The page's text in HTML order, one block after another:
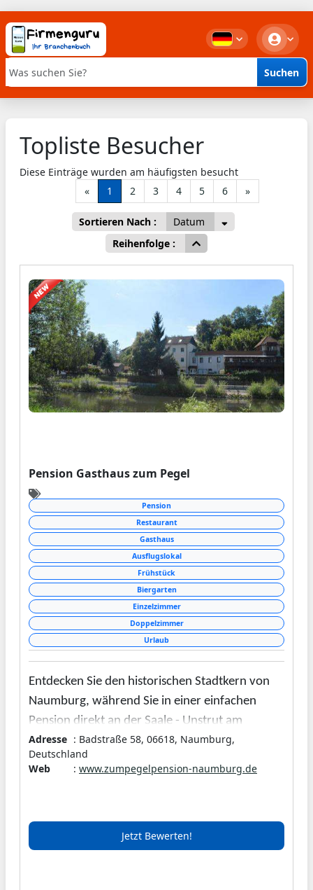
Stichwortsuche Suchen
Topliste Besucher
Diese Einträge wurden am häufigsten besucht
«
1 2 3 4 5 6 »
Sortieren Nach :
Datum
Reihenfolge :
Pension Gasthaus zum Pegel
Pension
Restaurant
Gasthaus
Ausflugslokal
Frühstück
Biergarten
Einzelzimmer
Doppelzimmer
Urlaub
Entdecken Sie den historischen Stadtkern von
Naumburg, während Sie in einer einfachen
Pension direkt an der Saale - Unstrut am
Radweg übernachten.Ausflugslokal & Pension
ZUM PEGEL
befindet sich direkt an der
Naumburger Stadtkern. Naumburg ein
Wohlfühlort für Weinlienhaber, Radler,
Adresse : Badstraße 58, 06618, Naumburg,
Deutschland
Web
: www.zumpegelpension-naumburg.de
Jetzt Bewerten!